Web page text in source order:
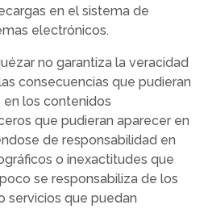
en el sistema de
electrónicos.
no garantiza la veracidad
consecuencias que pudieran
en los contenidos
que pudieran aparecer en
de responsabilidad en
o inexactitudes que
se responsabiliza de los
servicios que puedan